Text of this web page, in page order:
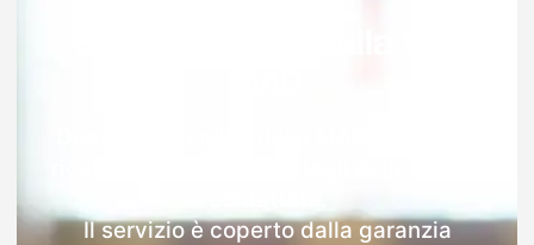
Il servizio è coperto dalla garanzia